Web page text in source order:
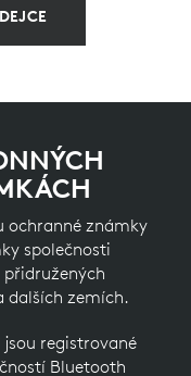
ochranné známky
společnosti
přidružených
dalších zemích.
jsou registrované
Bluetooth